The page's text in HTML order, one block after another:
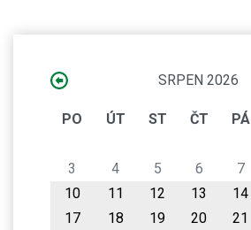
SRPEN 2026
PO ÚT ST ČT PÁ
3
4 5 6 7
10
11 12 13 14
17
18 19 20 21